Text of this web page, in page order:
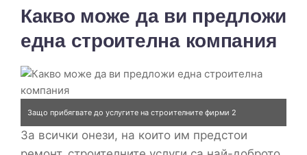
Какво може да ви предложи
една строителна компания
Защо прибягвате до услугите на строителните фирми 2
За всички онези, на които им предстои